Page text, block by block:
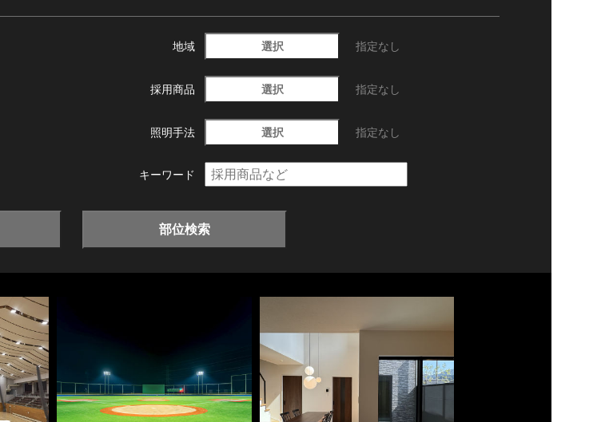
地域 選択 指定なし
採用商品 選択 指定なし
照明手法 選択 指定なし
キーワード
部位検索